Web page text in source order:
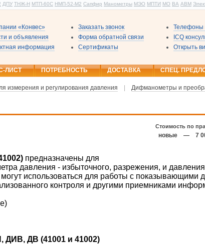
ДПУ ТНЖ-Н МТП-60С НМП-52-М2 Сапфир Манометры МЭО МПТИ МО ВА АВМ
«Конвес»
и объявления
информация
Заказать звонок
Форма обратной связи
Сертификаты
Телефоны
ICQ
Открыть
ЛИСТ ПОТРЕБНОСТЬ ДОСТАВКА СПЕЦ.
измерения и регулирования давления Дифманометры и
Стоимость по
новые — 7
предназначены для
давления - избыточного, разрежения, и
использоваться для работы с
контроля и другими приемниками
ДИВ, ДВ (41001 и 41002)